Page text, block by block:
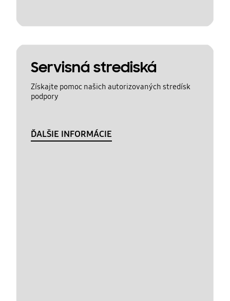
Servisná strediská
Získajte pomoc našich autorizovaných stredísk
podpory
ĎALŠIE INFORMÁCIE